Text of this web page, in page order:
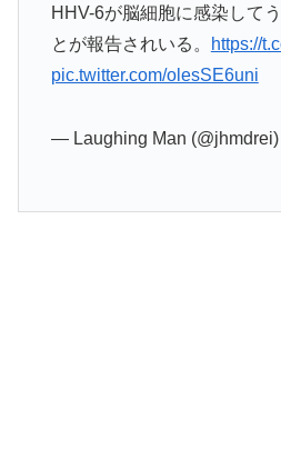
HHV-6が脳細胞に感染して
とが報告されいる。
https://
pic.twitter.com/olesSE6uni
— Laughing Man (@jhmdrei)